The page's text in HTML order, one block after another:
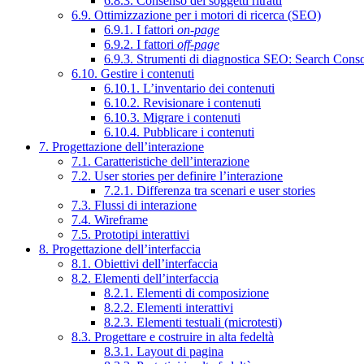
6.9. Ottimizzazione per i motori di ricerca (SEO)
6.9.1. I fattori on-page
6.9.2. I fattori off-page
6.9.3. Strumenti di diagnostica SEO: Search
6.10. Gestire i contenuti
6.10.1. L’inventario dei contenuti
6.10.2. Revisionare i contenuti
6.10.3. Migrare i contenuti
6.10.4. Pubblicare i contenuti
7. Progettazione dell’interazione
7.1. Caratteristiche dell’interazione
7.2. User stories per definire l’interazione
7.2.1. Differenza tra scenari e user stories
7.3. Flussi di interazione
7.4. Wireframe
7.5. Prototipi interattivi
8. Progettazione dell’interfaccia
8.1. Obiettivi dell’interfaccia
8.2. Elementi dell’interfaccia
8.2.1. Elementi di composizione
8.2.2. Elementi interattivi
8.2.3. Elementi testuali (microtesti)
8.3. Progettare e costruire in alta fedeltà
8.3.1. Layout di pagina